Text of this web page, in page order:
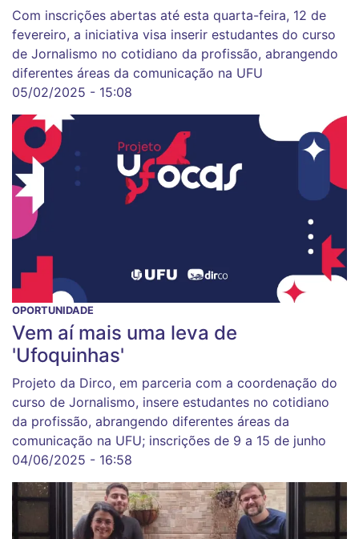
Com inscrições abertas até esta quarta-feira, 12 de
fevereiro, a iniciativa visa inserir estudantes do curso
de Jornalismo no cotidiano da profissão, abrangendo
diferentes áreas da comunicação na UFU
05/02/2025 - 15:08
OPORTUNIDADE
Vem aí mais uma leva de
'Ufoquinhas'
Projeto da Dirco, em parceria com a coordenação do
curso de Jornalismo, insere estudantes no cotidiano
da profissão, abrangendo diferentes áreas da
comunicação na UFU; inscrições de 9 a 15 de junho
04/06/2025 - 16:58